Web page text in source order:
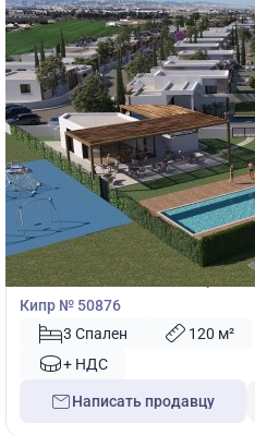
€ 505 000
Вилла
Вилла с 3 спальнями в
Кипр № 50876
3 Спален
120 м²
+ НДС
Написать продавцу